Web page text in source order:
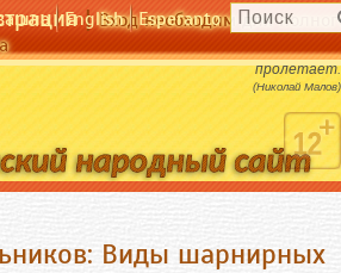
|Вход необходим для
English Esperanto
Всe проходит, кроме жизни. Жизнь
пролетает.
(Николай Малов)
Виды шарнирных